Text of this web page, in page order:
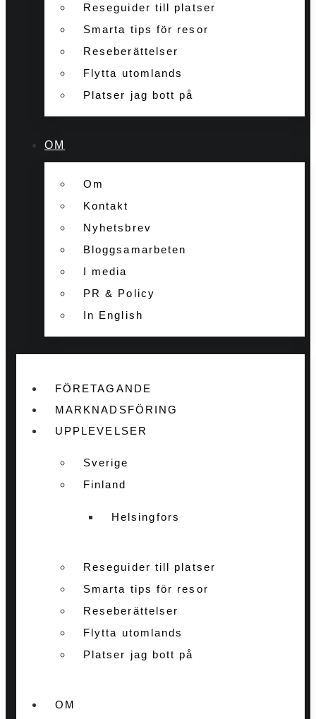
Reseguider till platser
Smarta tips för resor
Reseberättelser
Flytta utomlands
Platser jag bott på
OM
Om
Kontakt
Nyhetsbrev
Bloggsamarbeten
I media
PR & Policy
In English
FÖRETAGANDE
MARKNADSFÖRING
UPPLEVELSER
Sverige
Finland
Helsingfors
Reseguider till platser
Smarta tips för resor
Reseberättelser
Flytta utomlands
Platser jag bott på
OM